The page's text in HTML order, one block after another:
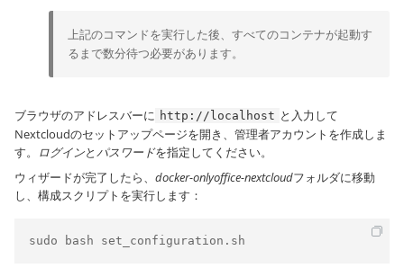
上記のコマンドを実行した後、すべてのコンテナが起動す
るまで数分待つ必要があります。
ブラウザのアドレスバーに http://localhost と入力して
Nextcloudのセットアップページを開き、管理者アカウントを作成しま
す。
ログインとパスワードを指定してください。
ウィザードが完了したら、 docker-onlyoffice-nextcloudフォルダに移動
し、構成スクリプトを実行します：
sudo bash set_configuration.sh